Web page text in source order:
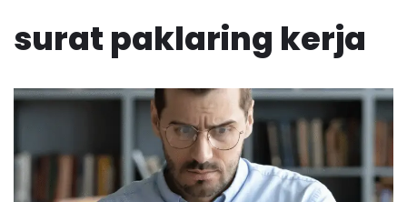
surat paklaring kerja